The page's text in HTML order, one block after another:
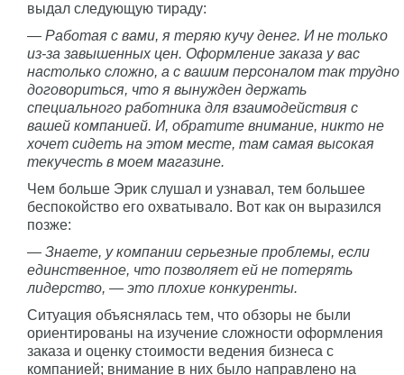
выдал следующую тираду:
— Работая с вами, я теряю кучу денег. И не только
из-за завышенных цен. Оформление заказа у вас
настолько сложно, а с вашим персоналом так трудно
договориться, что я вынужден держать
специального работника для взаимодействия с
вашей компанией. И, обратите внимание, никто не
хочет сидеть на этом месте, там самая высокая
текучесть в моем магазине.
Чем больше Эрик слушал и узнавал, тем большее
беспокойство его охватывало. Вот как он выразился
позже:
— Знаете, у компании серьезные проблемы, если
единственное, что позволяет ей не потерять
лидерство, — это плохие конкуренты.
Ситуация объяснялась тем, что обзоры не были
ориентированы на изучение сложности оформления
заказа и оценку стоимости ведения бизнеса с
компанией; внимание в них было направлено на